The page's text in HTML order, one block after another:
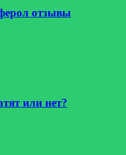
отзывы
или нет?